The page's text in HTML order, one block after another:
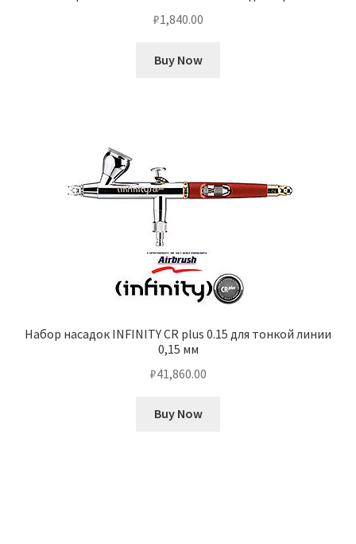
₽1,840.00
Buy Now
Набор насадок INFINITY CR plus 0.15 для тонкой линии
0,15 мм
₽41,860.00
Buy Now